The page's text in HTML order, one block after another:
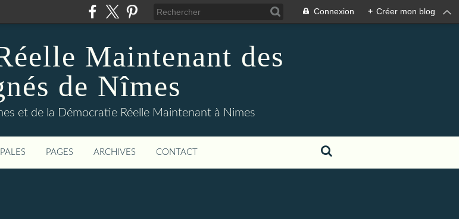
Connexion + Créer mon blog
Maintenant des
de Nîmes
et de la Démocratie Réelle Maintenant à Nimes
PAGES ARCHIVES CONTACT